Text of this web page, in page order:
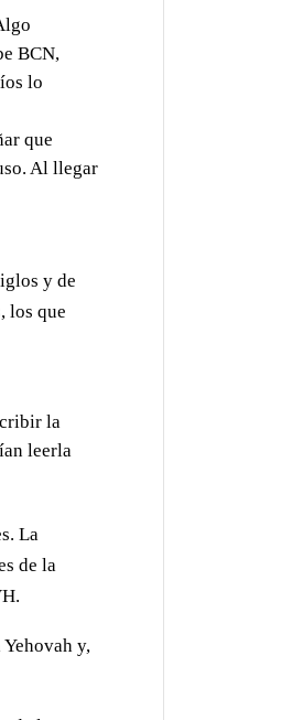
BCN,
lo
que
Al llegar
y de
los que
la
leerla
La
de la
y,